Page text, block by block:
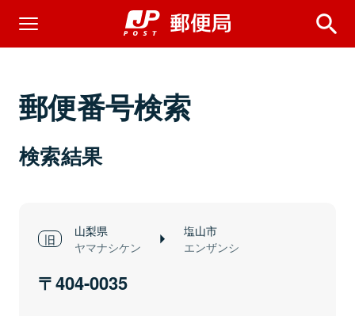
郵便番号検索
検索結果
山梨県
ヤマナシケン
塩山市
エンザンシ
404-0035